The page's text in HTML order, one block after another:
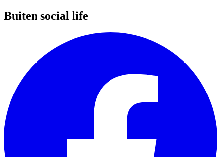
Buiten social life